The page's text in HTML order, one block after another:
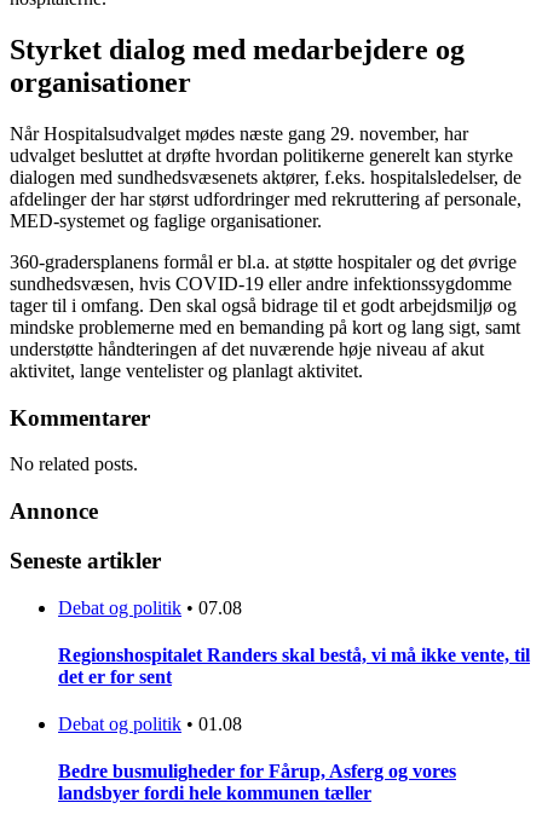
Styrket dialog med medarbejdere og
organisationer
Når Hospitalsudvalget mødes næste gang 29. november, har
udvalget besluttet at drøfte hvordan politikerne generelt kan styrke
dialogen med sundhedsvæsenets aktører, f.eks. hospitalsledelser, de
afdelinger der har størst udfordringer med rekruttering af personale,
MED-systemet og faglige organisationer.
360-gradersplanens formål er bl.a. at støtte hospitaler og det øvrige
sundhedsvæsen, hvis COVID-19 eller andre infektionssygdomme
tager til i omfang. Den skal også bidrage til et godt arbejdsmiljø og
mindske problemerne med en bemanding på kort og lang sigt, samt
understøtte håndteringen af det nuværende høje niveau af akut
aktivitet, lange ventelister og planlagt aktivitet.
Kommentarer
No related posts.
Annonce
Seneste artikler
Debat og politik • 07.08
Regionshospitalet Randers skal bestå, vi må ikke vente, til
det er for sent
Debat og politik • 01.08
Bedre busmuligheder for Fårup, Asferg og vores
landsbyer fordi hele kommunen tæller